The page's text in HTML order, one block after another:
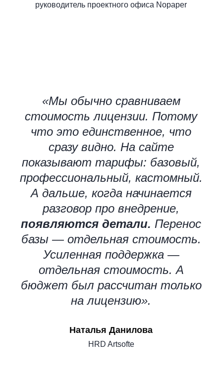
руководитель проектного офиса Nopaper
«Мы обычно сравниваем
стоимость лицензии. Потому
что это единственное, что
сразу видно. На сайте
показывают тарифы: базовый,
профессиональный, кастомный.
А дальше, когда начинается
разговор про внедрение,
появляются детали. Перенос
базы — отдельная стоимость.
Усиленная поддержка —
отдельная стоимость. А
бюджет был рассчитан только
на лицензию».
Наталья Данилова
HRD Artsofte
Запрос на коммерческое
предложение Nopaper на 2
года
Узнать про Nopaper